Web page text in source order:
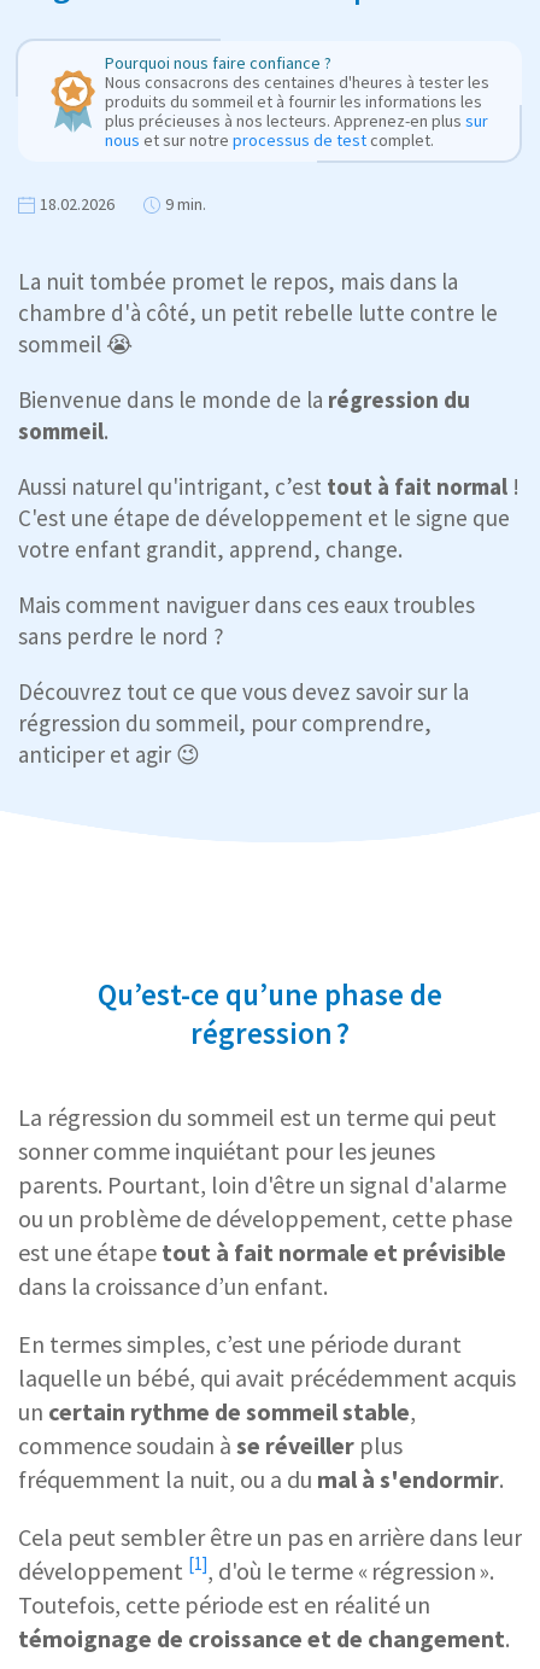
Pourquoi nous faire confiance ?
Nous consacrons des centaines d'heures à tester les
produits du sommeil et à fournir les informations les
plus précieuses à nos lecteurs. Apprenez-en plus sur
nous et sur notre processus de testcomplet.
18.02.2026 9 min.
La nuit tombée promet le repos, mais dans la
chambre d'à côté, un petit rebelle lutte contre le
sommeil 😭
Bienvenue dans le monde de la régression du
sommeil.
Aussi naturel qu'intrigant, c’est tout à fait normal !
C'est une étape de développement et le signe que
votre enfant grandit, apprend, change.
Mais comment naviguer dans ces eaux troubles
sans perdre le nord ?
Découvrez tout ce que vous devez savoir sur la
régression du sommeil, pour comprendre,
anticiper et agir 😉
Qu’est-ce qu’une phase de
régression ?
La régression du sommeil est un terme qui peut
sonner comme inquiétant pour les jeunes
parents. Pourtant, loin d'être un signal d'alarme
ou un problème de développement, cette phase
est une étape tout à fait normale et prévisible
dans la croissance d’un enfant.
En termes simples, c’est une période durant
laquelle un bébé, qui avait précédemment acquis
un certain rythme de sommeilstable,
commence soudain à se réveiller plus
fréquemment la nuit, ou a du mal à s'endormir.
Cela peut sembler être un pas en arrière dans leur
développement [1], d'où le terme « régression ».
Toutefois, cette période est en réalité un
témoignage de croissance et de changement.